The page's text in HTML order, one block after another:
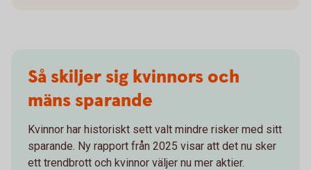
Så skiljer sig kvinnors och
mäns sparande
Kvinnor har historiskt sett valt mindre risker med sitt
sparande. Ny rapport från 2025 visar att det nu sker
ett trendbrott och kvinnor väljer nu mer aktier.